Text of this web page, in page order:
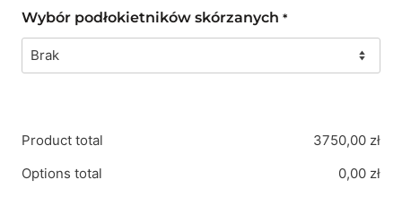
Wybór podłokietników skórzanych *
Product total 3750,00 zł
Options total
0,00 zł